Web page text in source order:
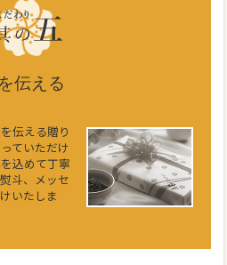
伝える
伝える贈り
ていただけ
込めて丁寧
斗、メッセ
いたしま